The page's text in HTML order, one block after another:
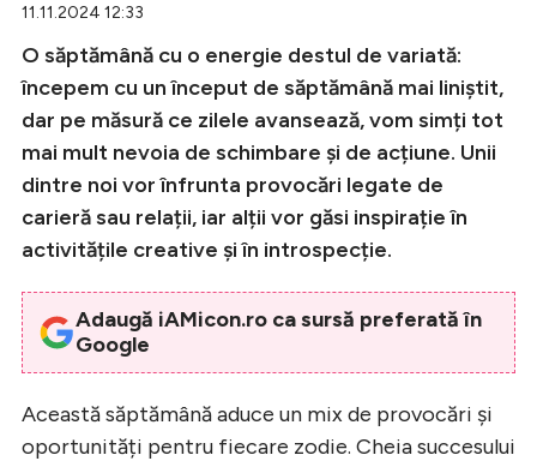
Intră în cont
Creează cont
11.11.2024 12:33
O săptămână cu o energie destul de variată:
începem cu un început de săptămână mai liniștit,
dar pe măsură ce zilele avansează, vom simți tot
mai mult nevoia de schimbare și de acțiune. Unii
dintre noi vor înfrunta provocări legate de
carieră sau relații, iar alții vor găsi inspirație în
activitățile creative și în introspecție.
Adaugă iAMicon.ro ca sursă preferată în
Google
Această săptămână aduce un mix de provocări și
oportunități pentru fiecare zodie. Cheia succesului